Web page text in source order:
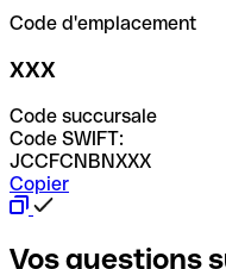
Code d'emplacement
XXX
Code succursale
Code SWIFT:
JCCFCNBNXXX
Copier
Vos questions